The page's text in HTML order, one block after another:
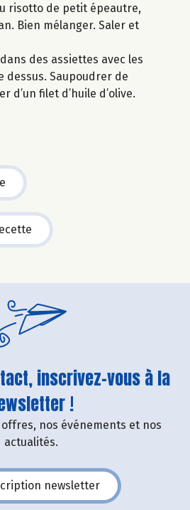
risotto de petit épeautre,
Bien mélanger. Saler et
des assiettes avec les
dessus. Saupoudrer de
d’un filet d’huile d’olive.
inscrivez-vous à la
!
nos événements et nos
actualités.
newsletter